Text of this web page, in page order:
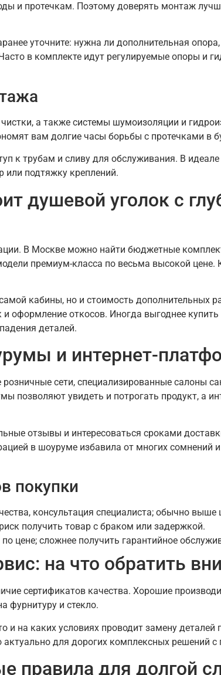
и протечкам. Поэтому доверять монтаж
уточните: нужна ли дополнительная
в комплекте идут регулируемые опоры и
а также системы шумоизоляции и
вам долгие часы борьбы с протечками в
к трубам и сливу для обслуживания. В
или подтяжку креплений.
душевой уголок с
В Москве можно найти бюджетные
премиум-класса по весьма высокой цене.
кабины, но и стоимость дополнительных
оформление откосов. Иногда выгоднее
деталей.
и интернет-
сети, специализированные салоны
позволяют увидеть и потрогать продукт, а
отзывы и интересоваться сроками
в шоуруме избавила от многих
покупки
консультация специалиста; обычно выше
получить товар с браком или задержкой.
цене; сложнее получить гарантийное
на что обратить
сертификатов качества. Хорошие
фурнитуру и стекло.
на каких условиях проводит замену деталей
для дорогих комплексных решений
правила для долгой